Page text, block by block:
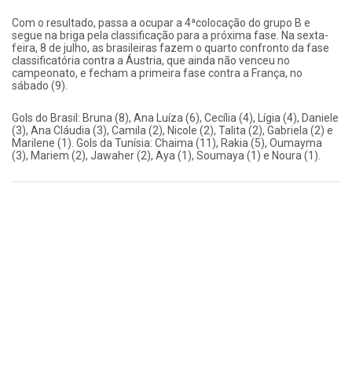
Com o resultado, passa a ocupar a 4ªcolocação do grupo B e
segue na briga pela classificação para a próxima fase. Na sexta-
feira, 8 de julho, as brasileiras fazem o quarto confronto da fase
classificatória contra a Áustria, que ainda não venceu no
campeonato, e fecham a primeira fase contra a França, no
sábado (9).
Gols do Brasil: Bruna (8), Ana Luíza (6), Cecília (4), Lígia (4), Daniele
(3), Ana Cláudia (3), Camila (2), Nicole (2), Talita (2), Gabriela (2) e
Marilene (1). Gols da Tunísia: Chaima (11), Rakia (5), Oumayma
(3), Mariem (2), Jawaher (2), Aya (1), Soumaya (1) e Noura (1).